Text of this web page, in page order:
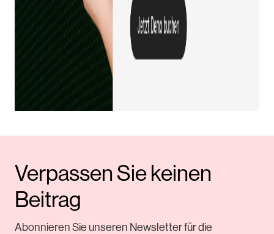
Verpassen Sie keinen
Beitrag
Abonnieren Sie unseren Newsletter für die